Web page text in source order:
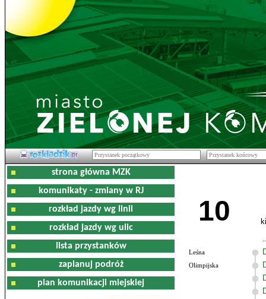
strona główna MZK
komunikaty - zmiany w RJ
rozkład jazdy wg linii
rozkład jazdy wg ulic
lista przystanków
zaplanuj podróż
plan komunikacji miejskiej
10
Leśna
Olimpijska